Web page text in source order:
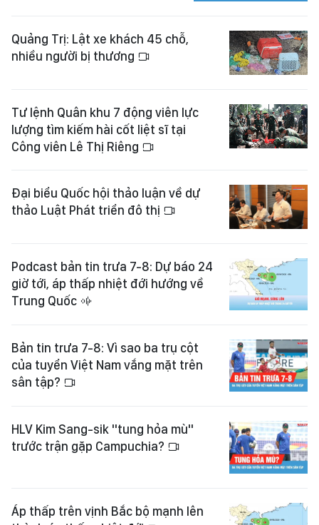
Quảng Trị: Lật xe khách 45 chỗ,
nhiều người bị thương
Tư lệnh Quân khu 7 động viên lực
lượng tìm kiếm hài cốt liệt sĩ tại
Công viên Lê Thị Riêng
Đại biểu Quốc hội thảo luận về dự
thảo Luật Phát triển đô thị
Podcast bản tin trưa 7-8: Dự báo 24
giờ tới, áp thấp nhiệt đới hướng về
Trung Quốc
Bản tin trưa 7-8: Vì sao ba trụ cột
của tuyển Việt Nam vắng mặt trên
sân tập?
HLV Kim Sang-sik "tung hỏa mù"
trước trận gặp Campuchia?
Áp thấp trên vịnh Bắc bộ mạnh lên